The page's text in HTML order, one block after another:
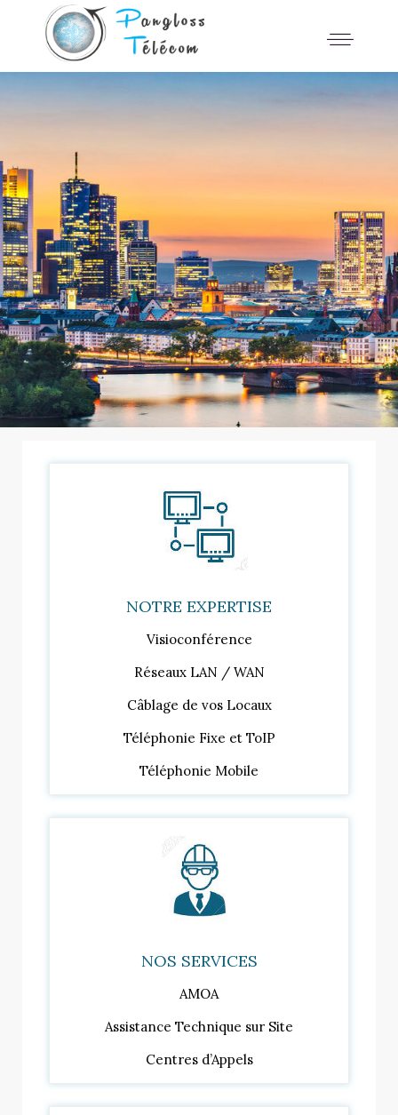
NOTRE EXPERTISE
Visioconférence
Réseaux LAN / WAN
Câblage de vos Locaux
Téléphonie Fixe et ToIP
Téléphonie Mobile
NOS SERVICES
AMOA
Assistance Technique sur Site
Centres d’Appels